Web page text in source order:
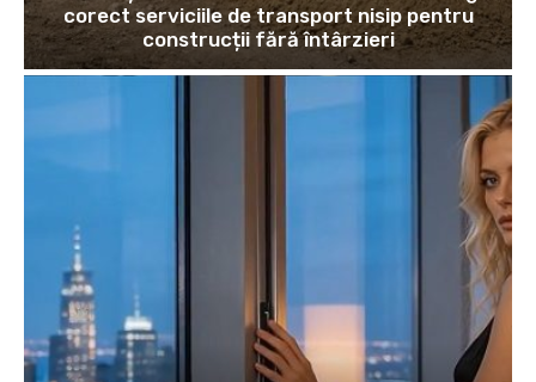
corect serviciile de transport nisip pentru
construcții fără întârzieri